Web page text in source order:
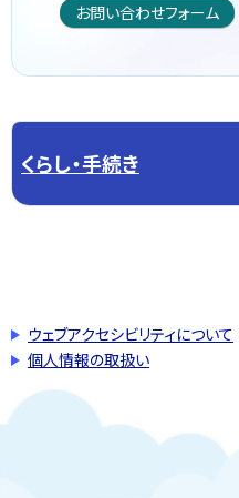
お問い合わせフォーム
くらし・手続き
ウェブアクセシビリティについて
個人情報の取扱い